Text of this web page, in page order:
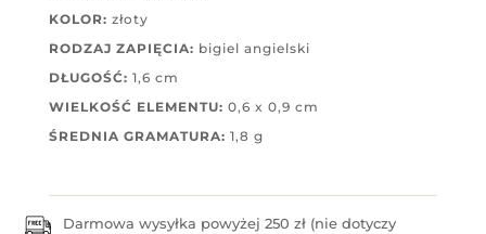
KOLOR: złoty
RODZAJ ZAPIĘCIA: bigiel angielski
DŁUGOŚĆ: 1,6 cm
WIELKOŚĆ ELEMENTU: 0,6 x 0,9 cm
ŚREDNIA GRAMATURA: 1,8 g
Darmowa wysyłka powyżej 250 zł (nie dotyczy